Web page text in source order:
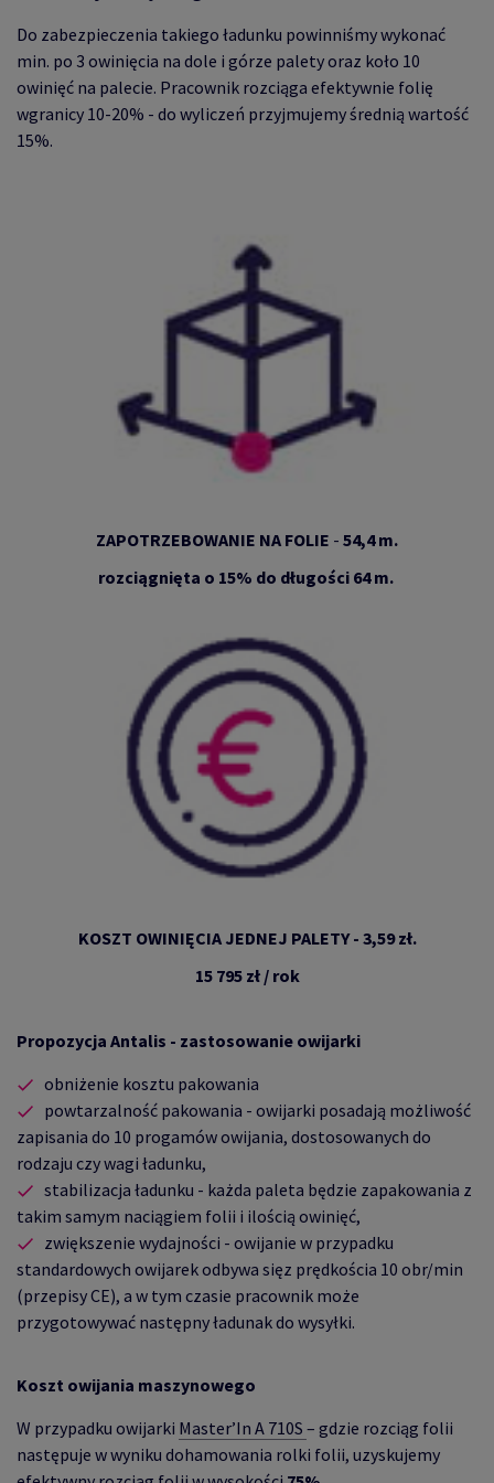
Do zabezpieczenia takiego ładunku powinniśmy wykonać
min. po 3 owinięcia na dole i górze palety oraz koło 10
owinięć na palecie. Pracownik rozciąga efektywnie folię
wgranicy 10-20% - do wyliczeń przyjmujemy średnią wartość
15%.
ZAPOTRZEBOWANIE NA FOLIE - 54,4 m.
rozciągnięta o 15% do długości 64 m.
KOSZT OWINIĘCIA JEDNEJ PALETY - 3,59 zł.
15 795 zł / rok
Propozycja Antalis - zastosowanie owijarki
obniżenie kosztu pakowania
powtarzalność pakowania - owijarki posadają możliwość
zapisania do 10 progamów owijania, dostosowanych do
rodzaju czy wagi ładunku,
stabilizacja ładunku - każda paleta będzie zapakowania z
takim samym naciągiem folii i ilością owinięć,
zwiększenie wydajności - owijanie w przypadku
standardowych owijarek odbywa sięz prędkościa 10 obr/min
(przepisy CE), a w tym czasie pracownik może
przygotowywać następny ładunak do wysyłki.
Koszt owijania maszynowego
W przypadku owijarki Master’In A 710S – gdzie rozciąg folii
następuje w wyniku dohamowania rolki folii, uzyskujemy